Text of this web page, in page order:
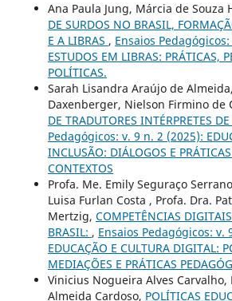
Ana Paula Jung, Márcia de Souza
DE SURDOS NO BRASIL,
E A LIBRAS , Ensaios
ESTUDOS EM LIBRAS: PRÁTICAS,
POLÍTICAS.
Sarah Lisandra Araújo de
Daxenberger, Nielson Firmino de
DE TRADUTORES INTÉRPRETES
Pedagógicos: v. 9 n. 2 (2025):
INCLUSÃO: DIÁLOGOS E
CONTEXTOS
Profa. Me. Emily Seguraço
Luisa Furlan Costa , Profa. Dra.
Mertzig, COMPETÊNCIAS
BRASIL: , Ensaios Pedagógicos: v.
EDUCAÇÃO E CULTURA DIGITAL:
MEDIAÇÕES E PRÁTICAS
Vinicius Nogueira Alves
Almeida Cardoso, POLÍTICAS